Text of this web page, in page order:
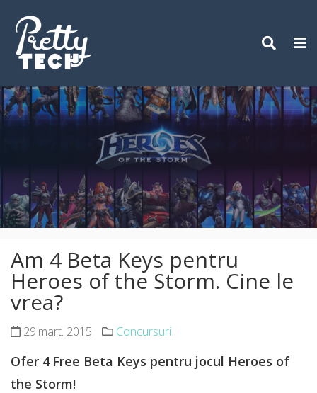
content
Am 4 Beta Keys pentru
Heroes of the Storm. Cine le
vrea?
29 mart. 2015 Concursuri
Ofer 4 Free Beta Keys pentru jocul Heroes of
the Storm!